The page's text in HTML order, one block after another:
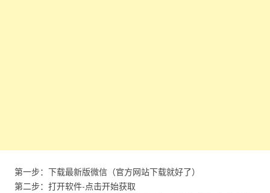
第一步：下载最新版微信（官方网站下载就好了）
第二步：打开软件-点击开始获取